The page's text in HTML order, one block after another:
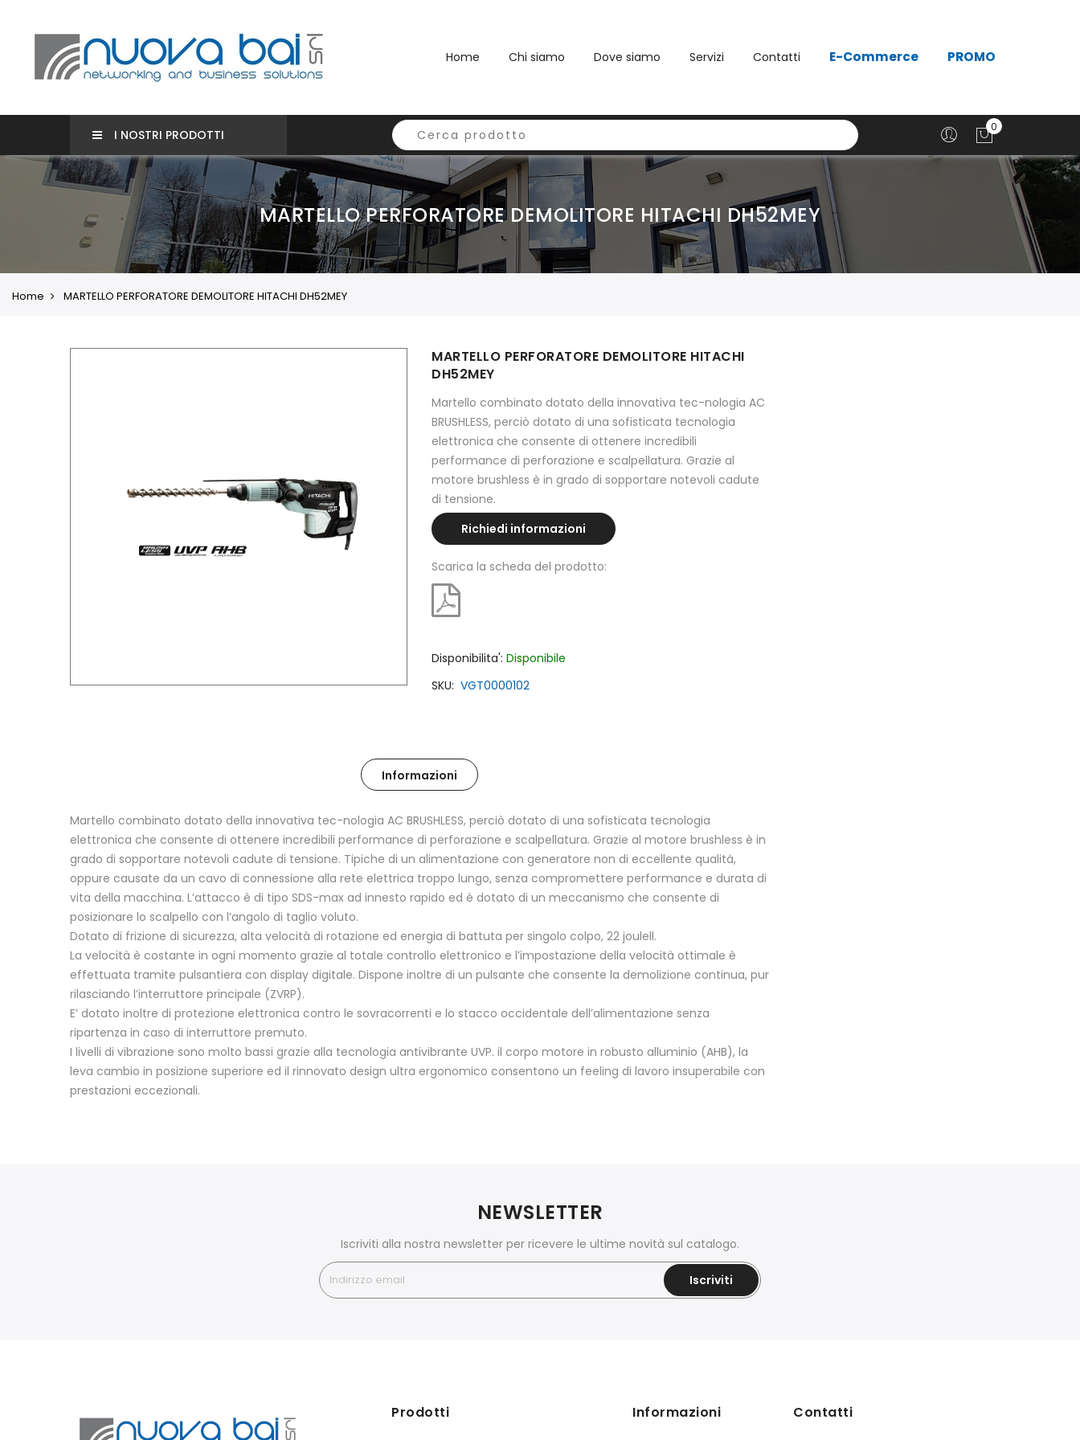
Home Chi siamo Dove siamo Servizi Contatti E-Commerce PROMO
I NOSTRI PRODOTTI
MARTELLO PERFORATORE DEMOLITORE HITACHI DH52MEY
Home MARTELLO PERFORATORE DEMOLITORE HITACHI DH52MEY
MARTELLO PERFORATORE DEMOLITORE HITACHI
DH52MEY
Martello combinato dotato della innovativa tec-nologia AC
BRUSHLESS, perciò dotato di una sofisticata tecnologia
elettronica che consente di ottenere incredibili
performance di perforazione e scalpellatura. Grazie al
motore brushless è in grado di sopportare notevoli cadute
di tensione.
Richiedi informazioni
Scarica la scheda del prodotto:
Disponibilita': Disponibile
SKU VGT0000102
Informazioni
Martello combinato dotato della innovativa tec-nologia AC BRUSHLESS, perciò dotato di una sofisticata tecnologia
elettronica che consente di ottenere incredibili performance di perforazione e scalpellatura. Grazie al motore brushless è in
grado di sopportare notevoli cadute di tensione. Tipiche di un alimentazione con generatore non di eccellente qualità,
oppure causate da un cavo di connessione alla rete elettrica troppo lungo, senza compromettere performance e durata di
vita della macchina. L’attacco è di tipo SDS-max ad innesto rapido ed è dotato di un meccanismo che consente di
posizionare lo scalpello con l’angolo di taglio voluto.
Dotato di frizione di sicurezza, alta velocità di rotazione ed energia di battuta per singolo colpo, 22 joulell.
La velocità è costante in ogni momento grazie al totale controllo elettronico e l’impostazione della velocità ottimale è
effettuata tramite pulsantiera con display digitale. Dispone inoltre di un pulsante che consente la demolizione continua, pur
rilasciando l’interruttore principale (ZVRP).
E’ dotato inoltre di protezione elettronica contro le sovracorrenti e lo stacco occidentale dell’alimentazione senza
ripartenza in caso di interruttore premuto.
I livelli di vibrazione sono molto bassi grazie alla tecnologia antivibrante UVP. il corpo motore in robusto alluminio (AHB), la
leva cambio in posizione superiore ed il rinnovato design ultra ergonomico consentono un feeling di lavoro insuperabile con
prestazioni eccezionali.
NEWSLETTER
Iscriviti alla nostra newsletter per ricevere le ultime novità sul catalogo.
Iscriviti
Prodotti Informazioni Contatti